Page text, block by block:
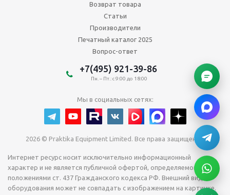
Возврат товара
Статьи
Производители
Печатный каталог 2025
Вопрос-ответ
+7(495) 921-39-86
Пн. – Пт.: с 9:00 до 18:00
Мы в социальных сетях:
2026 © Praktika Equipment Limited. Все права защищены.
Интернет ресурс носит исключительно информационный
характер и не является публичной офертой, определяемой
положениями ст. 437 Гражданского кодекса РФ. Внешний вид
оборудования может не совпадать с изображением на картинке.